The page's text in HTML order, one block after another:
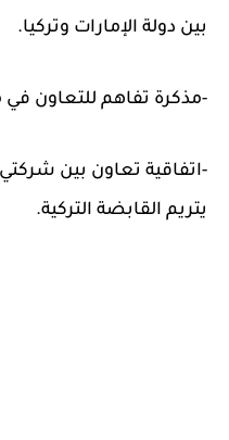
بين دولة الإمارات وتركيا.
-مذكرة تفاهم للتعاون
-اتفاقية تعاون بين
يتريم القابضة التركية.